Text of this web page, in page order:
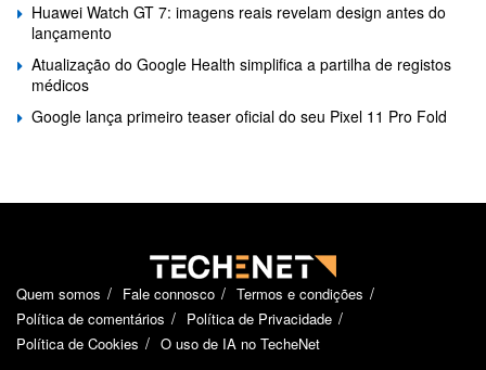
Huawei Watch GT 7: imagens reais revelam design antes do
lançamento
Atualização do Google Health simplifica a partilha de registos
médicos
Google lança primeiro teaser oficial do seu Pixel 11 Pro Fold
Quem somos Fale connosco
Termos e condições
Política de comentários
Política de Privacidade
Política de Cookies
O uso de IA no TecheNet